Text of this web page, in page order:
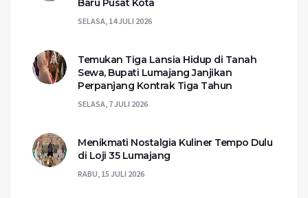
Baru Pusat Kota
SELASA, 14 JULI 2026
Temukan Tiga Lansia Hidup di Tanah
Sewa, Bupati Lumajang Janjikan
Perpanjang Kontrak Tiga Tahun
SELASA, 7 JULI 2026
Menikmati Nostalgia Kuliner Tempo Dulu
di Loji 35 Lumajang
RABU, 15 JULI 2026